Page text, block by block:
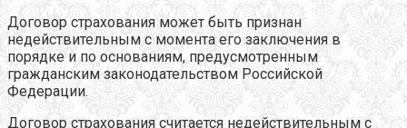
Договор страхования может быть признан
недействительным с момента его заключения в
порядке и по основаниям, предусмотренным
гражданским законодательством Российской
Федерации.
Договор страхования считается недействительным с